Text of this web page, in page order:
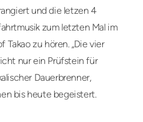
und die letzen 4
zum letzten Mal im
zu hören. „Die vier
nur ein Prüfstein für
Dauerbrenner,
bis heute begeistert.